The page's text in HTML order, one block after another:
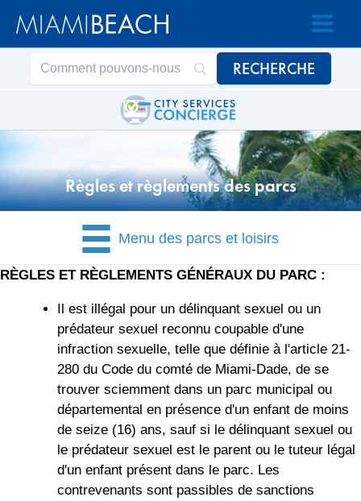
Passer
contenu
Passer
contenu
Règles et règlements des parcs
Menu des parcs et loisirs
RÈGLES ET RÈGLEMENTS GÉNÉRAUX DU PARC :
Il est illégal pour un délinquant sexuel ou un
prédateur sexuel reconnu coupable d'une
infraction sexuelle, telle que définie à l'article 21-
280 du Code du comté de Miami-Dade, de se
trouver sciemment dans un parc municipal ou
départemental en présence d'un enfant de moins
de seize (16) ans, sauf si le délinquant sexuel ou
le prédateur sexuel est le parent ou le tuteur légal
d'un enfant présent dans le parc. Les
contrevenants sont passibles de sanctions